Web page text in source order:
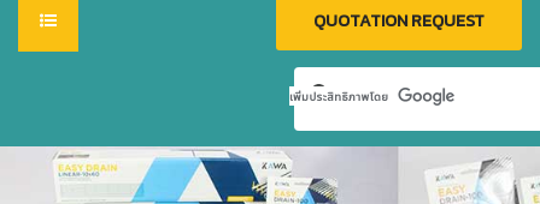
หน้าแรก
QUOTATION REQUEST